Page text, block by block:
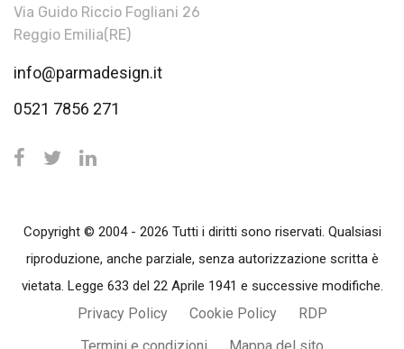
Via Guido Riccio Fogliani 26
Reggio Emilia(RE)
info@parmadesign.it
0521 7856 271
Copyright © 2004 - 2026 Tutti i diritti sono riservati. Qualsiasi
riproduzione, anche parziale, senza autorizzazione scritta è
vietata. Legge 633 del 22 Aprile 1941 e successive modifiche.
Privacy Policy Cookie Policy
RDP